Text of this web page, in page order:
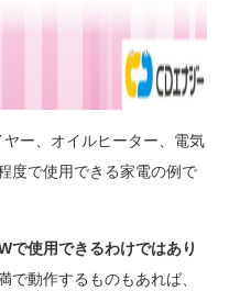
ー、オイルヒーター、電気
度で使用できる家電の例で
で使用できるわけではあり
で動作するものもあれば、